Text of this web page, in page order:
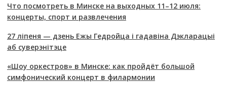
Что посмотреть в Минске на выходных 11–12 июля:
концерты, спорт и развлечения
27 ліпеня — дзень Ежы Гедройца і гадавіна Дэкларацыі
аб суверэнітэце
«Шоу оркестров» в Минске: как пройдёт большой
симфонический концерт в филармонии